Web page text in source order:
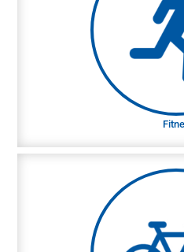
Gibamo se - eden od
vključuje brezplačno
izbiri.
Kolo